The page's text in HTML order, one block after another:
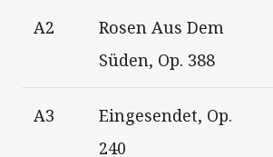
A2
Rosen Aus Dem
Süden, Op. 388
A3
Eingesendet, Op.
240